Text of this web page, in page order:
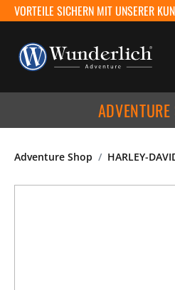
VORTEILE SICHERN MIT UNSERER
Adventure Shop HARLEY-